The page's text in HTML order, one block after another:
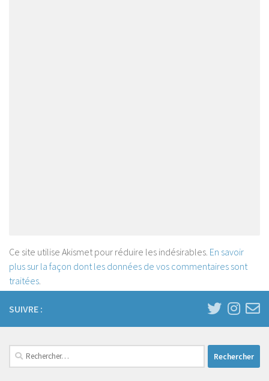
Ce site utilise Akismet pour réduire les indésirables. En savoir
plus sur la façon dont les données de vos commentaires sont
traitées.
SUIVRE :
Rechercher :